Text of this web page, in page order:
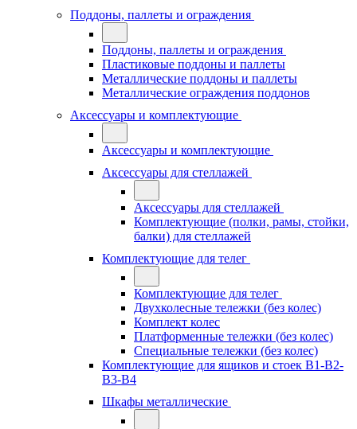
Поддоны, паллеты и ограждения
Поддоны, паллеты и ограждения
Пластиковые поддоны и паллеты
Металлические поддоны и паллеты
Металлические ограждения поддонов
Аксессуары и комплектующие
Аксессуары и комплектующие
Аксессуары для стеллажей
Аксессуары для стеллажей
Комплектующие (полки, рамы, стойки,
балки) для стеллажей
Комплектующие для телег
Комплектующие для телег
Двухколесные тележки (без колес)
Комплект колес
Платформенные тележки (без колес)
Специальные тележки (без колес)
Комплектующие для ящиков и стоек В1-В2-
В3-В4
Шкафы металлические